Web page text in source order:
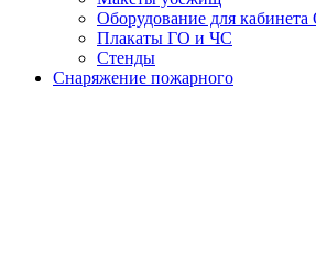
Оборудование для
Плакаты ГО и ЧС
Стенды
Снаряжение пожарного